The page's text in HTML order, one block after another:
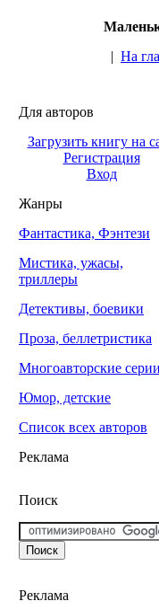
| На
Для авторов
Загрузить книгу на
Регистрация
Вход
Жанры
Фантастика, Фэнтези
Мистика, ужасы,
триллеры
Детективы, боевики
Проза, беллетристика
Многоавторские серии
Юмор, детские
Список всех авторов
Реклама
Поиск
Реклама